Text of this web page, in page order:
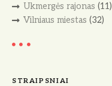
Ukmergės rajonas (11)
Vilniaus miestas (32)
STRAIPSNIAI